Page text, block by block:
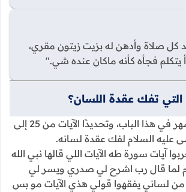
كل صلاة وأدهن له بزيت زيتون مقري،
يتكلم فجأه كأنه ماكان عنده شي."
تفك عقدة اللسان؟
هي الأشهر في هذا الباب، وتحديدًا الآيات من 25 إلى
آيات سورة طه الآيات اللي قالها نبي الله
لما قال رب اشرح لي صدري ويسر لي
لساني يفقهوا قولي هذي الآيات مو بس